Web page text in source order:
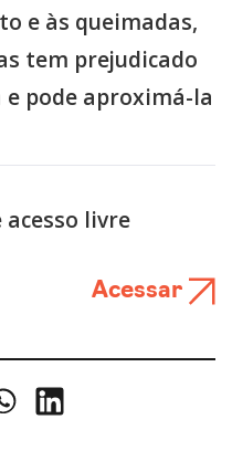
e às queimadas,
tem prejudicado
pode aproximá-la
acesso livre
Acessar